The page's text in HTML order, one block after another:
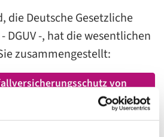
die Deutsche Gesetzliche
DGUV -, hat die wesentlichen
zusammengestellt:
von